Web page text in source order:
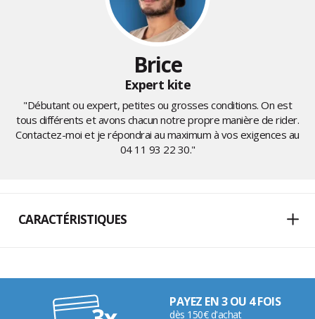
Brice
Expert kite
"Débutant ou expert, petites ou grosses conditions. On est
tous différents et avons chacun notre propre manière de rider.
Contactez-moi et je répondrai au maximum à vos exigences au
04 11 93 22 30."
CARACTÉRISTIQUES
PAYEZ EN 3 OU 4 FOIS
dès 150€ d'achat